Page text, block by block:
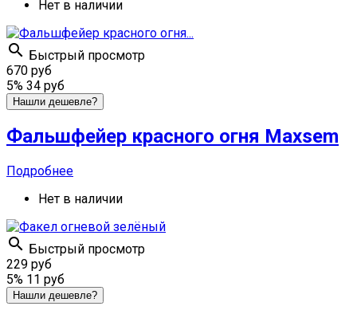
Нет в наличии
 Быстрый просмотр
670 руб
5% 34 руб
Нашли дешевле?
Фальшфейер краcного огня Maxsem
Подробнее
Нет в наличии
 Быстрый просмотр
229 руб
5% 11 руб
Нашли дешевле?